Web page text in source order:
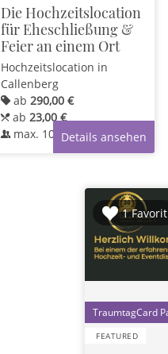
Die Hochzeitslocation
für Eheschließung &
Feier an einem Ort
Hochzeitslocation in
Callenberg
ab 290,00 €
ab 23,00 €
max. 100 Pers.
Details ansehen
1 Favorit
FEATURED